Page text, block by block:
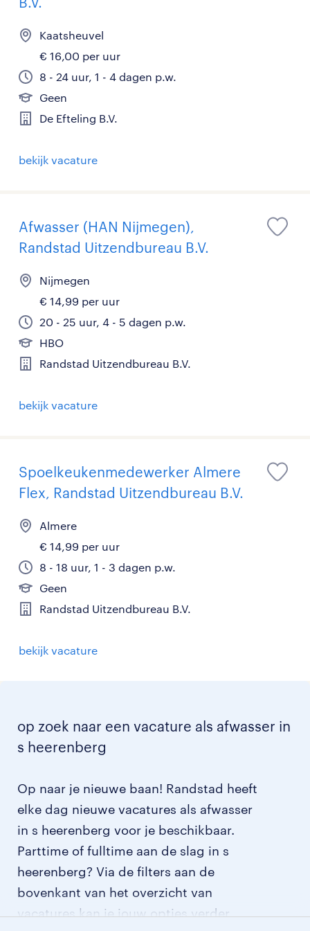
Kaatsheuvel
€ 16,00 per uur
8 - 24 uur, 1 - 4 dagen p.w.
Geen
De Efteling B.V.
bekijk vacature
Afwasser (HAN Nijmegen),
Randstad Uitzendbureau B.V.
Nijmegen
€ 14,99 per uur
20 - 25 uur, 4 - 5 dagen p.w.
HBO
Randstad Uitzendbureau B.V.
bekijk vacature
Spoelkeukenmedewerker Almere
Flex, Randstad Uitzendbureau B.V.
Almere
€ 14,99 per uur
8 - 18 uur, 1 - 3 dagen p.w.
Geen
Randstad Uitzendbureau B.V.
bekijk vacature
op zoek naar een vacature als afwasser in
s heerenberg
Op naar je nieuwe baan! Randstad heeft
elke dag nieuwe vacatures als afwasser
in s heerenberg voor je beschikbaar.
Parttime of fulltime aan de slag in s
heerenberg? Via de filters aan de
bovenkant van het overzicht van
vacatures kan je jouw opties verder